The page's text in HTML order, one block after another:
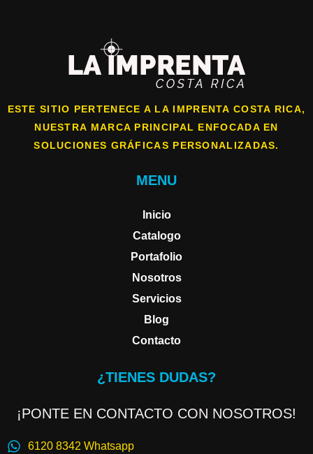
ESTE SITIO PERTENECE A LA IMPRENTA COSTA RICA,
NUESTRA MARCA PRINCIPAL ENFOCADA EN
SOLUCIONES GRÁFICAS PERSONALIZADAS.
MENU
Inicio
Catalogo
Portafolio
Nosotros
Servicios
Blog
Contacto
¿TIENES DUDAS?
¡PONTE EN CONTACTO CON NOSOTROS!
6120 8342 Whatsapp